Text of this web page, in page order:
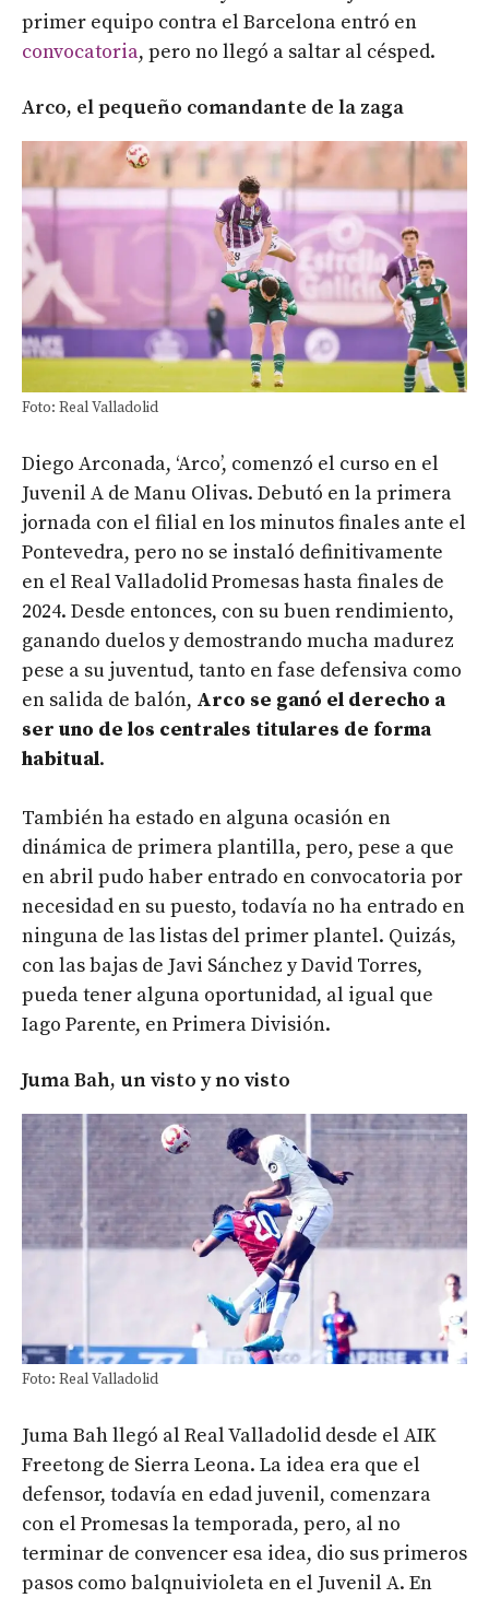
primer equipo contra el Barcelona entró en
convocatoria, pero no llegó a saltar al césped.
Arco, el pequeño comandante de la zaga
Foto: Real Valladolid
Diego Arconada, ‘Arco’, comenzó el curso en el
Juvenil A de Manu Olivas. Debutó en la primera
jornada con el filial en los minutos finales ante el
Pontevedra, pero no se instaló definitivamente
en el Real Valladolid Promesas hasta finales de
2024. Desde entonces, con su buen rendimiento,
ganando duelos y demostrando mucha madurez
pese a su juventud, tanto en fase defensiva como
en salida de balón, Arco se ganó el derecho a
ser uno de los centrales titulares de forma
habitual.
También ha estado en alguna ocasión en
dinámica de primera plantilla, pero, pese a que
en abril pudo haber entrado en convocatoria por
necesidad en su puesto, todavía no ha entrado en
ninguna de las listas del primer plantel. Quizás,
con las bajas de Javi Sánchez y David Torres,
pueda tener alguna oportunidad, al igual que
Iago Parente, en Primera División.
Juma Bah, un visto y no visto
Foto: Real Valladolid
Juma Bah llegó al Real Valladolid desde el AIK
Freetong de Sierra Leona. La idea era que el
defensor, todavía en edad juvenil, comenzara
con el Promesas la temporada, pero, al no
terminar de convencer esa idea, dio sus primeros
pasos como balqnuivioleta en el Juvenil A. En